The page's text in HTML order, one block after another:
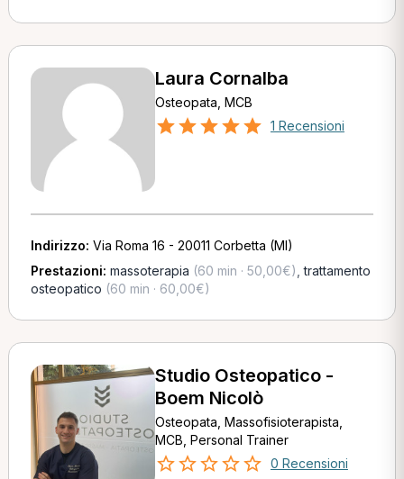
Laura Cornalba
Osteopata, MCB
1 Recensioni
Indirizzo: Via Roma 16 - 20011 Corbetta (MI)
Prestazioni: massoterapia (60 min · 50,00€) ,trattamento
osteopatico (60 min · 60,00€)
Studio Osteopatico -
Boem Nicolò
Osteopata, Massofisioterapista,
MCB, Personal Trainer
0 Recensioni